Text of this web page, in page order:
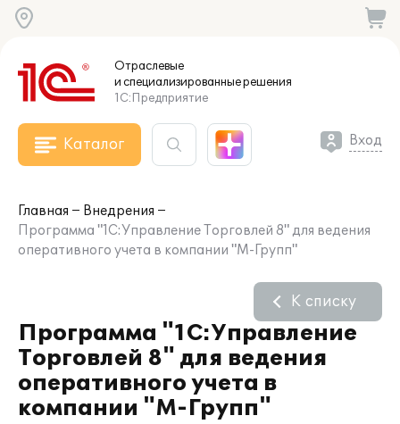
Отраслевые
и специализированныерешения
1С:Предприятие
Каталог Вход
Главная
Внедрения
Программа "1С:Управление Торговлей 8" для ведения
оперативного учета в компании "М-Групп"
Программа "1С:Управление
Торговлей 8" для ведения
оперативного учета в
компании "М-Групп"
К списку